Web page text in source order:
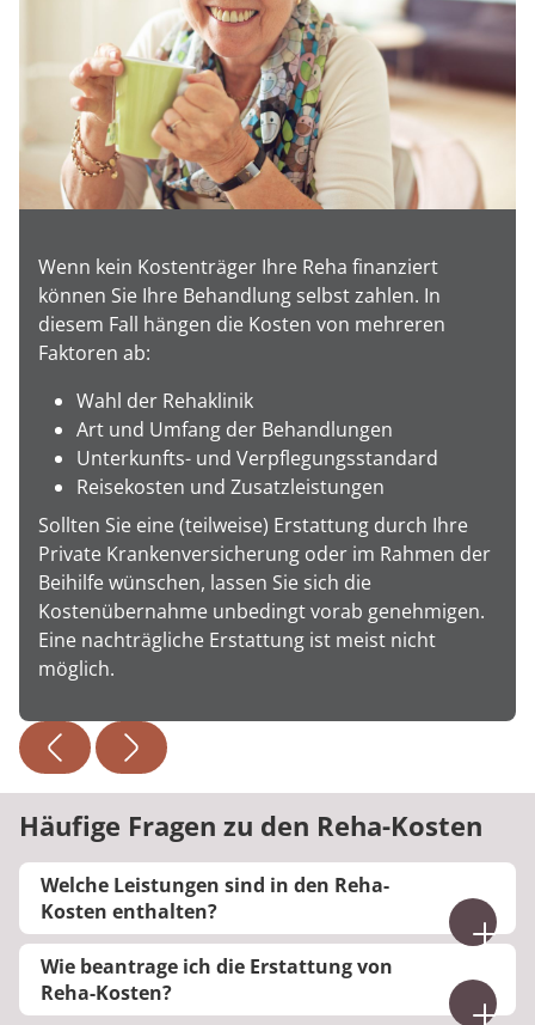
Wenn kein Kostenträger Ihre Reha finanziert
können Sie Ihre Behandlung selbst zahlen. In
diesem Fall hängen die Kosten von mehreren
Faktoren ab:
Wahl der Rehaklinik
Art und Umfang der Behandlungen
Unterkunfts- und Verpflegungsstandard
Reisekosten und Zusatzleistungen
Sollten Sie eine (teilweise) Erstattung durch Ihre
Private Krankenversicherung oder im Rahmen der
Beihilfe wünschen, lassen Sie sich die
Kostenübernahme unbedingt vorab genehmigen.
Eine nachträgliche Erstattung ist meist nicht
möglich.
Häufige Fragen zu den Reha-Kosten
Welche Leistungen sind in den Reha-
Kosten enthalten?
Wenn Ihre Reha bewilligt wurde, übernimmt der
Kostenträger in der Regel sämtliche Leistungen:
medizinische Behandlung, Unterkunft,
Wie beantrage ich die Erstattung von
Reha-Kosten?